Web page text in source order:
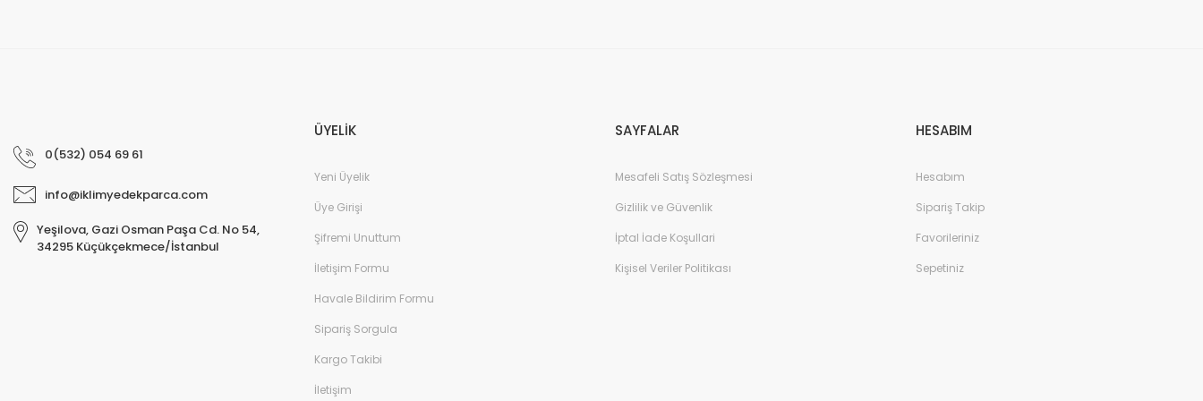
0(532) 054 69 61
info@iklimyedekparca.com
Yeşilova, Gazi Osman Paşa Cd. No 54,
34295 Küçükçekmece/İstanbul
ÜYELİK
Yeni Üyelik
Üye Girişi
Şifremi Unuttum
İletişim Formu
Havale Bildirim Formu
Sipariş Sorgula
Kargo Takibi
İletişim
SAYFALAR
Mesafeli Satış Sözleşmesi
Gizlilik ve Güvenlik
İptal İade Koşullari
Kişisel Veriler Politikası
HESABIM
Hesabım
Sipariş Takip
Favorileriniz
Sepetiniz